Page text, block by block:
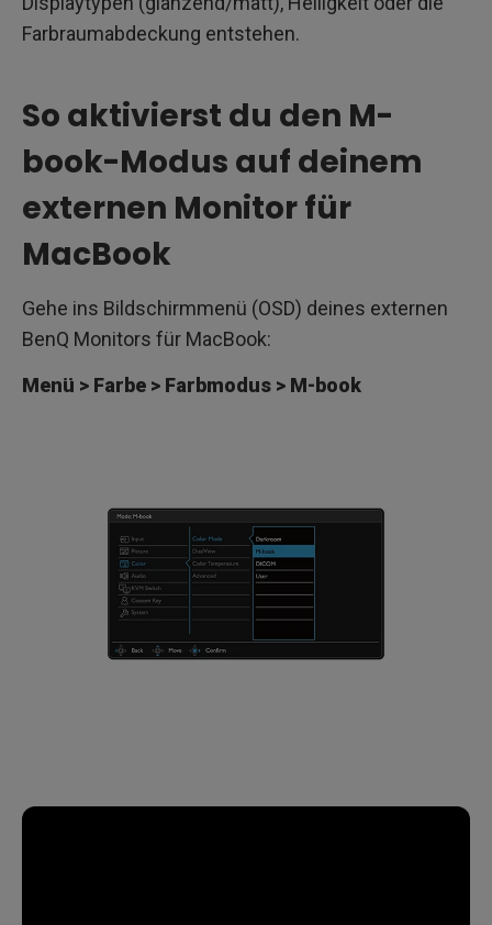
Farbraumabdeckung entstehen.
So aktivierst du den M-
book-Modus auf deinem
externen Monitor für
MacBook
Gehe ins Bildschirmmenü (OSD) deines externen
BenQ Monitors für MacBook:
Menü > Farbe > Farbmodus > M-book